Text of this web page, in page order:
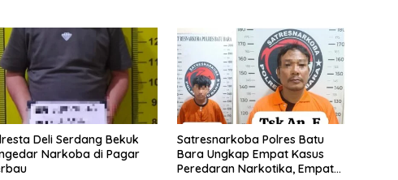
Deli Serdang Bekuk
Narkoba di Pagar
Satresnarkoba Polres Batu
Bara Ungkap Empat Kasus
Peredaran Narkotika, Empat